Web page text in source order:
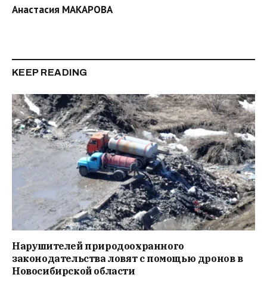
Анастасия МАКАРОВА
KEEP READING
Нарушителей природоохранного
законодательства ловят с помощью дронов в
Новосибирской области